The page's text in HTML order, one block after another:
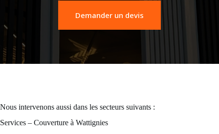
Demander un devis
Nous intervenons aussi dans les secteurs suivants :
Services – Couverture à Wattignies